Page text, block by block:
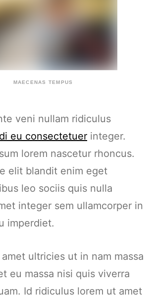
MAECENAS TEMPUS
veni nullam ridiculus
eu consectetuer integer.
lorem nascetur rhoncus.
elit blandit enim eget
leo sociis quis nulla
integer sem ullamcorper in
imperdiet.
ultricies ut in nam massa
eu massa nisi quis viverra
Id ridiculus lorem ut amet